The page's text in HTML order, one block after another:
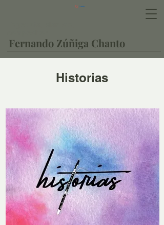
Carrito
Fernando Zúñiga Chanto
Historias